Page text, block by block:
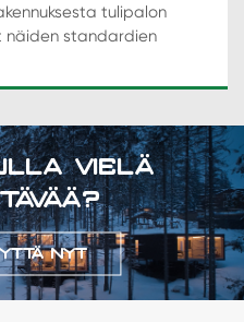
tulipalon
näiden standardien
VIELÄ
NYT